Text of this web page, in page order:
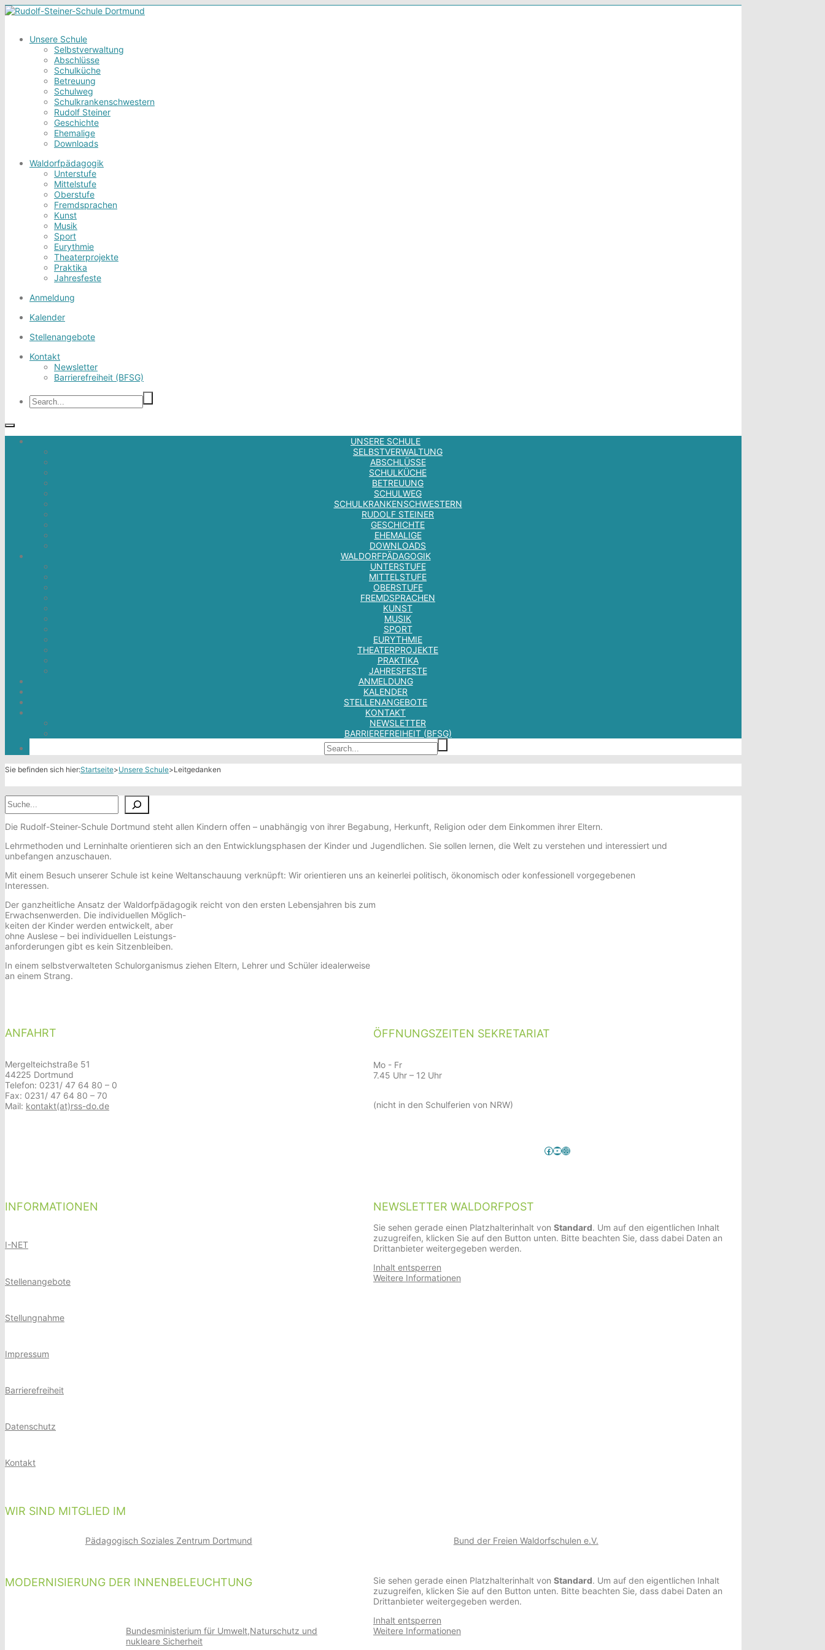
Unsere Schule
Selbstverwaltung
Abschlüsse
Schulküche
Betreuung
Schulweg
Schulkrankenschwestern
Rudolf Steiner
Geschichte
Ehemalige
Downloads
Waldorfpädagogik
Unterstufe
Mittelstufe
Oberstufe
Fremdsprachen
Kunst
Musik
Sport
Eurythmie
Theaterprojekte
Praktika
Jahresfeste
Anmeldung
Kalender
Stellenangebote
Kontakt
Newsletter
Barrierefreiheit (BFSG)
UNSERE SCHULE
SELBSTVERWALTUNG
ABSCHLÜSSE
SCHULKÜCHE
BETREUUNG
SCHULWEG
SCHULKRANKENSCHWESTERN
RUDOLF STEINER
GESCHICHTE
EHEMALIGE
DOWNLOADS
WALDORFPÄDAGOGIK
UNTERSTUFE
MITTELSTUFE
OBERSTUFE
FREMDSPRACHEN
KUNST
MUSIK
SPORT
EURYTHMIE
THEATERPROJEKTE
PRAKTIKA
JAHRESFESTE
ANMELDUNG
KALENDER
STELLENANGEBOTE
KONTAKT
NEWSLETTER
BARRIEREFREIHEIT (BFSG)
Sie befinden sich hier:Startseite>Unsere Schule>Leitgedanken
LEITGEDANKEN
Die Rudolf-Steiner-Schule Dortmund steht allen Kindern offen – unabhängig von ihrer Begabung, Herkunft, Religion oder dem Einkommen ihrer Eltern.
Lehrmethoden und Lerninhalte orientieren sich an den Entwicklungsphasen der Kinder und Jugendlichen. Sie sollen lernen, die Welt zu verstehen und interessiert und
unbefangen anzuschauen.
Mit einem Besuch unserer Schule ist keine Weltanschauung verknüpft: Wir orientieren uns an keinerlei politisch, ökonomisch oder konfessionell vorgegebenen
Interessen.
Der ganzheitliche Ansatz der Waldorfpädagogik reicht von den ersten Lebensjahren bis zum
Erwachsenwerden. Die individuellen Möglich-
keiten der Kinder werden entwickelt, aber
ohne Auslese – bei individuellen Leistungs-
anforderungen gibt es kein Sitzenbleiben.
In einem selbstverwalteten Schulorganismus ziehen Eltern, Lehrer und Schüler idealerweise
an einem Strang.
S
u
c
h
e
n
ANFAHRT
Mergelteichstraße 51
44225 Dortmund
Telefon: 0231/ 47 64 80 – 0
Fax: 0231/ 47 64 80 – 70
Mail: kontakt(at)rss-do.de
ÖFFNUNGSZEITEN SEKRETARIAT
Mo - Fr
7.45 Uhr – 12 Uhr
(nicht in den Schulferien von NRW)
Facebook YouTube Instagram
INFORMATIONEN
I-NET
Stellenangebote
Stellungnahme
Impressum
Barrierefreiheit
Datenschutz
Kontakt
NEWSLETTER WALDORFPOST
Sie sehen gerade einen Platzhalterinhalt von Standard. Um auf den eigentlichen Inhalt
zuzugreifen, klicken Sie auf den Button unten. Bitte beachten Sie, dass dabei Daten an
Drittanbieter weitergegeben werden.
Inhalt entsperren
Weitere Informationen
WIR SIND MITGLIED IM
Pädagogisch Soziales Zentrum Dortmund Bund der Freien Waldorfschulen e.V.
MODERNISIERUNG DER INNENBELEUCHTUNG
Bundesministerium für Umwelt,Naturschutz und
nukleare Sicherheit
Sie sehen gerade einen Platzhalterinhalt von Standard. Um auf den eigentlichen Inhalt
zuzugreifen, klicken Sie auf den Button unten. Bitte beachten Sie, dass dabei Daten an
Drittanbieter weitergegeben werden.
Inhalt entsperren
Weitere Informationen